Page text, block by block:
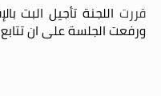
قررت اللجنة تأجيل البت
ورفعت الجلسة على ان